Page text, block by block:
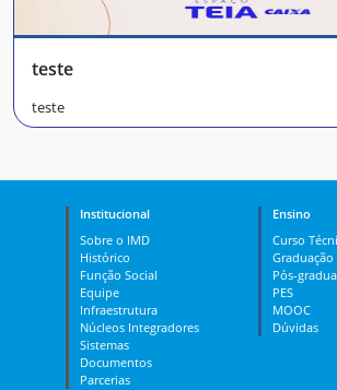
teste
teste
Institucional
Sobre o IMD
Histórico
Função Social
Equipe
Infraestrutura
Núcleos Integradores
Sistemas
Documentos
Parcerias
Ensino
Curso
Graduação
Pós-
PES
MOOC
Dúvidas